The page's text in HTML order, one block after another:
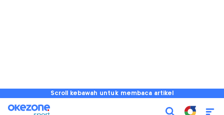
Scroll kebawah untuk membaca artikel